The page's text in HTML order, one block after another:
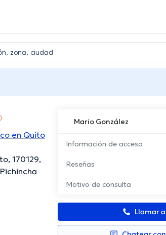
Mario González
Información de acceso
Reseñas
Motivo de consulta
Llamar
en Quito
170129,